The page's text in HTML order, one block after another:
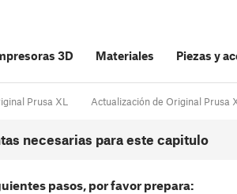
3D Materiales Piezas y
Prusa XL Actualización de Original Prusa
necesarias para este capitulo
pasos, por favor prepara: